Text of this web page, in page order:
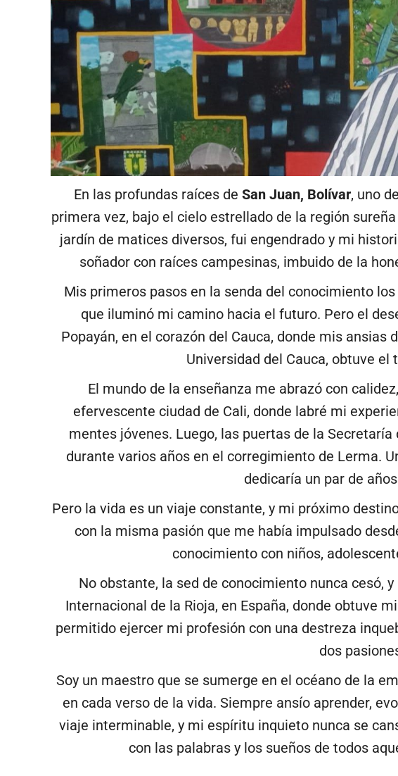
En las profundas raíces de San Juan, Bolívar, uno
primera vez, bajo el cielo estrellado de la región
jardín de matices diversos, fui engendrado y mi
soñador con raíces campesinas, imbuido de la
Mis primeros pasos en la senda del conocimiento
que iluminó mi camino hacia el futuro. Pero el
Popayán, en el corazón del Cauca, donde mis
Universidad del Cauca, obtuve
El mundo de la enseñanza me abrazó con
efervescente ciudad de Cali, donde labré mi
mentes jóvenes. Luego, las puertas de la
durante varios años en el corregimiento de Lerma.
dedicaría un par de
Pero la vida es un viaje constante, y mi próximo
con la misma pasión que me había impulsado
conocimiento con niños,
No obstante, la sed de conocimiento nunca cesó,
Internacional de la Rioja, en España, donde obtuve
permitido ejercer mi profesión con una destreza
dos
Soy un maestro que se sumerge en el océano de la
en cada verso de la vida. Siempre ansío aprender,
viaje interminable, y mi espíritu inquieto nunca se
con las palabras y los sueños de todos